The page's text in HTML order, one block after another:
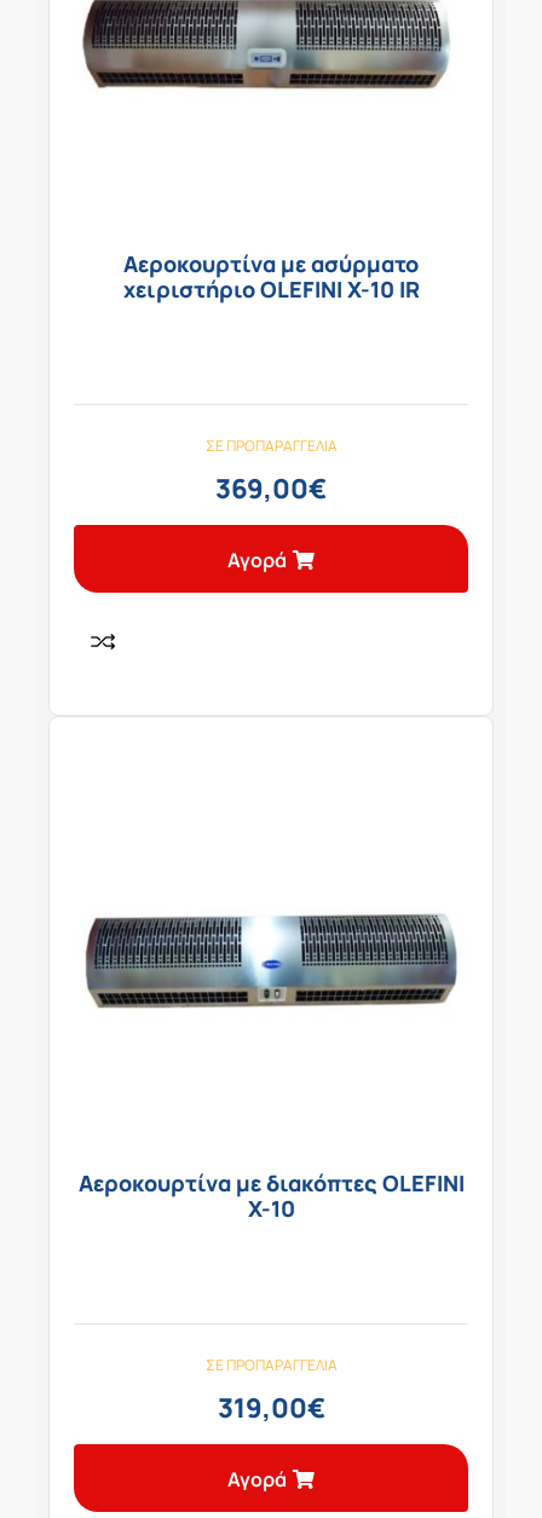
Αεροκουρτίνα με ασύρματο
χειριστήριο OLEFINI X-10 IR
ΣΕ ΠΡΟΠΑΡΑΓΓΕΛΊΑ
369,00€
Αγορά
Αεροκουρτίνα με διακόπτες OLEFINI
Χ-10
ΣΕ ΠΡΟΠΑΡΑΓΓΕΛΊΑ
319,00€
Αγορά